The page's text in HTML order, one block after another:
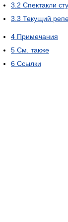
3.2 Спектакли
3.3 Текущий
4 Примечания
5 См. также
6 Ссылки